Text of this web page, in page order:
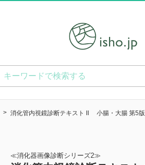
消化管内視鏡診断テキスト II 小腸・大腸 第5版
≪消化器画像診断シリーズ2≫